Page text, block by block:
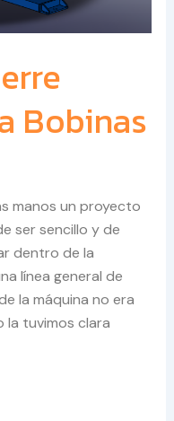
Bobinas
manos un proyecto
ser sencillo y de
dentro de la
línea general de
la máquina no era
la tuvimos clara